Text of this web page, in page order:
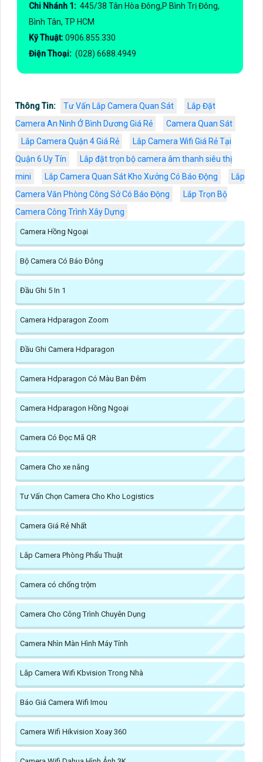
Chi Nhánh 1: 445/38 Tân Hòa Đông,P Bình Trị Đông,
Bình Tân, TP HCM
Kỹ Thuật:0906.855.330
Điện Thoại: (028) 6688.4949
Thông Tin: Tư Vấn Lắp Camera Quan Sát
Lắp Đặt
Camera An Ninh Ở Bình Dương Giá Rẻ
Camera Quan Sát
Lắp Camera Quận 4 Giá Rẻ
Lắp Camera Wifi Giá Rẻ Tại
Quận 6 Uy Tín
Lắp đặt trọn bộ camera âm thanh siêu thị
mini
Lắp Camera Quan Sát Kho Xưởng Có Báo Động
Lắp
Camera Văn Phòng Công Sở Có Báo Động
Lắp Trọn Bộ
Camera Công Trình Xây Dựng
Camera Hồng Ngoại
Bộ Camera Có Báo Đông
Đầu Ghi 5 In 1
Camera Hdparagon Zoom
Đầu Ghi Camera Hdparagon
Camera Hdparagon Có Màu Ban Đêm
Camera Hdparagon Hồng Ngoại
Camera Có Đọc Mã QR
Camera Cho xe nâng
Tư Vấn Chọn Camera Cho Kho Logistics
Camera Giá Rẻ Nhất
Lắp Camera Phòng Phẩu Thuật
Camera có chống trộm
Camera Cho Công Trình Chuyên Dụng
Camera Nhìn Màn Hình Máy Tính
Lắp Camera Wifi Kbvision Trong Nhà
Báo Giá Camera Wifi Imou
Camera Wifi Hikvision Xoay 360